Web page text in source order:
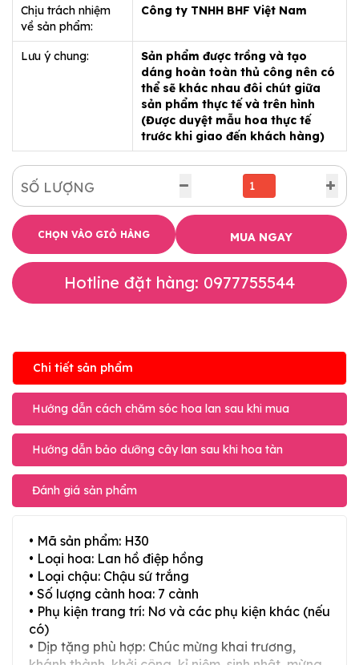
Chịu trách nhiệm
về sản phẩm:
Công ty TNHH BHF Việt Nam
Lưu ý chung:
Sản phẩm được trồng và tạo
dáng hoàn toàn thủ công nên có
thể sẽ khác nhau đôi chút giữa
sản phẩm thực tế và trên hình
(Được duyệt mẫu hoa thực tế
trước khi giao đến khách hàng)
SỐ LƯỢNG
CHỌN VÀO GIỎ HÀNG MUA NGAY
Hotline đặt hàng: 0977755544
Chi tiết sản phẩm
Hướng dẫn cách chăm sóc hoa lan sau khi mua
Hướng dẫn bảo dưỡng cây lan sau khi hoa tàn
Đánh giá sản phẩm
• Mã sản phẩm: H30
• Loại hoa: Lan hồ điệp hồng
• Loại chậu: Chậu sứ trắng
• Số lượng cành hoa: 7 cành
• Phụ kiện trang trí: Nơ và các phụ kiện khác (nếu
có)
• Dịp tặng phù hợp: Chúc mừng khai trương,